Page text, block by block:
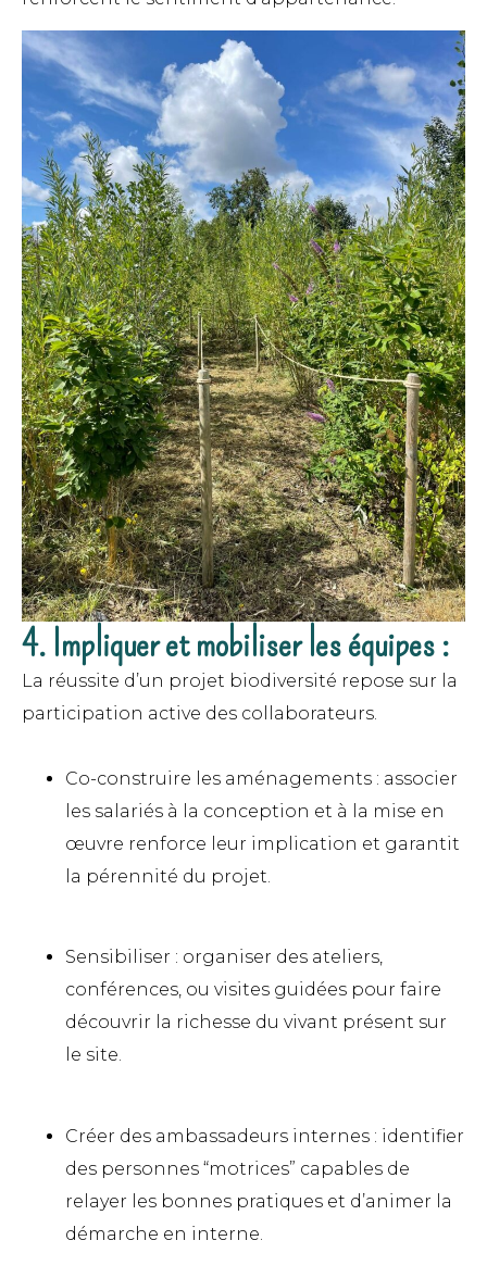
4. Impliquer et mobiliser les équipes :
La réussite d’un projet biodiversité repose sur la
participation active des collaborateurs.
Co-construire les aménagements : associer
les salariés à la conception et à la mise en
œuvre renforce leur implication et garantit
la pérennité du projet.
Sensibiliser : organiser des ateliers,
conférences, ou visites guidées pour faire
découvrir la richesse du vivant présent sur
le site.
Créer des ambassadeurs internes : identifier
des personnes “motrices” capables de
relayer les bonnes pratiques et d’animer la
démarche en interne.